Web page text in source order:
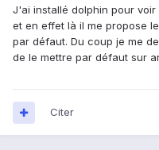
J'ai installé dolphin pour voir
et en effet là il me propose
par défaut. Du coup je me
de le mettre par défaut sur
Citer